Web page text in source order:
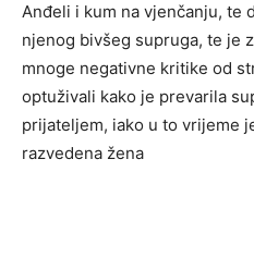
Anđeli i kum na vjenčanju, te
njenog bivšeg supruga, te je
mnoge negativne kritike od
optuživali kako je prevarila
prijateljem, iako u to vrijeme
razvedena žena